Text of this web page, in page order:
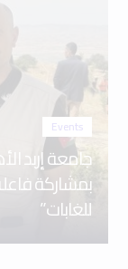
Events
جامعة إربد
بمشاركة
للغابات”